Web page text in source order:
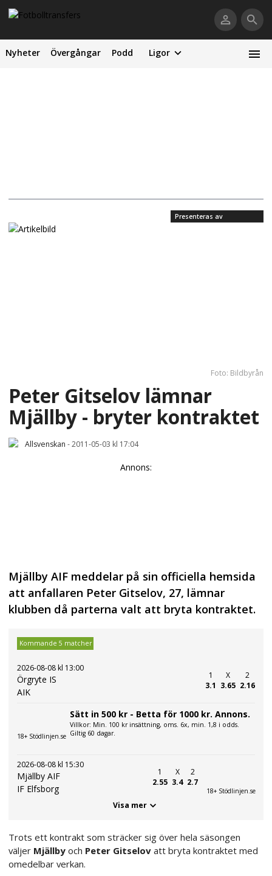
Nyheter Övergångar Podd Ligor
Presenteras av
Foto: Bildbyrån
Peter Gitselov lämnar
Mjällby - bryter kontraktet
Allsvenskan -2011-05-03 kl 17:04
Annons:
Mjällby AIF meddelar på sin officiella hemsida
att anfallaren Peter Gitselov, 27, lämnar
klubben då parterna valt att bryta kontraktet.
Kommande 5 matcher
2026-08-08 kl 13:00
Örgryte IS
AIK
1
3.1
X
3.65
2
2.16
18+ Stödlinjen.se
Sätt in 500 kr - Betta för 1000 kr. Annons.
Villkor: Min. 100 kr insättning, oms. 6x, min. 1,8 i odds.
Giltig 60 dagar.
2026-08-08 kl 15:30
Mjällby AIF
IF Elfsborg
1
2.55
X
3.4
2
2.7
18+ Stödlinjen.se
Visa mer
Trots ett kontrakt som sträcker sig över hela säsongen
väljer Mjällby och Peter Gitselov att bryta kontraktet med
omedelbar verkan.